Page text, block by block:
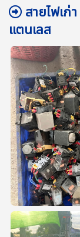
สายไฟเก่
แตนเลส